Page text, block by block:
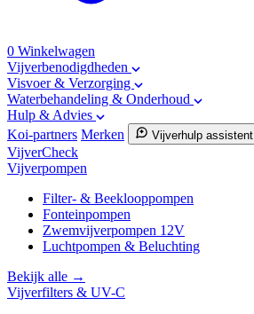
0 Winkelwagen
Vijverbenodigdheden
Visvoer & Verzorging
Waterbehandeling & Onderhoud
Hulp & Advies
Koi-partners Merken Vijverhulp assistent
VijverCheck
Vijverpompen
Filter- & Beeklooppompen
Fonteinpompen
Zwemvijverpompen 12V
Luchtpompen & Beluchting
Bekijk alle →
Vijverfilters & UV-C